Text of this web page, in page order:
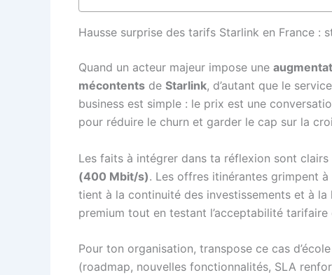
Hausse surprise des tarifs Starlink en France
Quand un acteur majeur impose une
mécontents de Starlink, d’autant que le service
business est simple : le prix est une
pour réduire le churn et garder le cap sur la
Les faits à intégrer dans ta réflexion sont
(400 Mbit/s). Les offres itinérantes grimpent à
tient à la continuité des investissements et à la
premium tout en testant l’acceptabilité
Pour ton organisation, transpose ce cas
(roadmap, nouvelles fonctionnalités, SLA